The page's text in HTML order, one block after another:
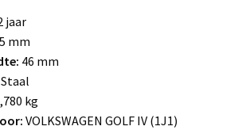
jaar
mm
46 mm
Staal
kg
VOLKSWAGEN GOLF IV (1J1)